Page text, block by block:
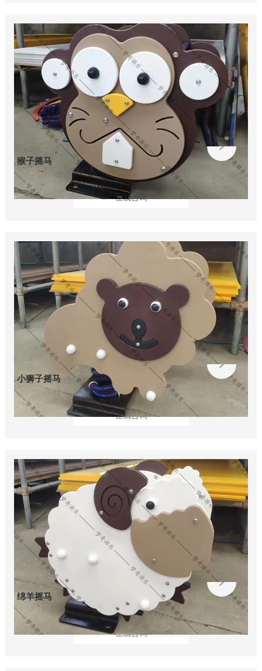
猴子摇马
在线咨询
小狮子摇马
在线咨询
绵羊摇马
在线咨询